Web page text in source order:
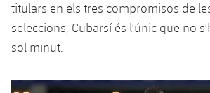
Fotos
Classificació
Infantil
Aleví
Actualitat
Calendari
Entrades
Barça Atlètic
plusicon
Actualitat
Calendari
Base
titulars en els tres compromisos de
seleccions, Cubarsí és l'únic que no
sol minut.